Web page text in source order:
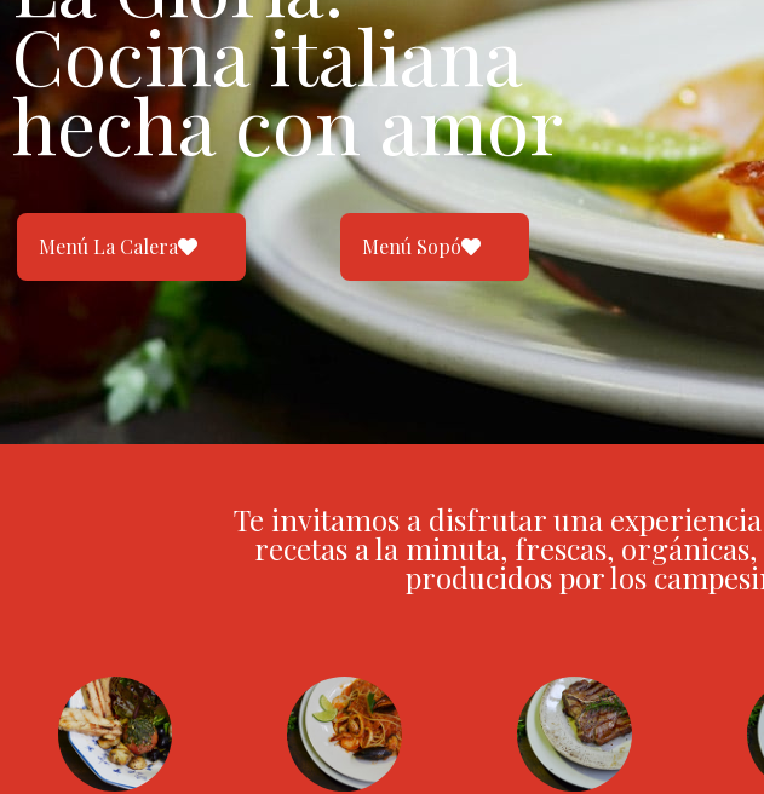
Cocina italiana
hecha con amor
Menú La Calera Menú Sopó
Te invitamos a disfrutar una
recetas a la minuta, frescas,
producidos por los